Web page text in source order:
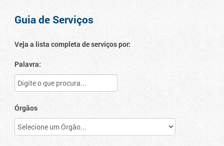
Guia de Serviços
Veja a lista completa de serviços por:
Palavra:
Órgãos